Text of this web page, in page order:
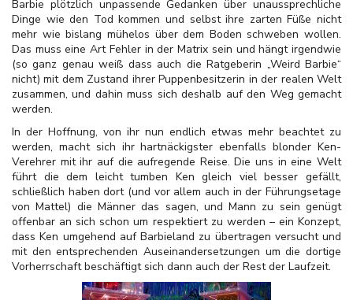
Barbie plötzlich unpassende Gedanken über unaussprechliche
Dinge wie den Tod kommen und selbst ihre zarten Füße nicht
mehr wie bislang mühelos über dem Boden schweben wollen.
Das muss eine Art Fehler in der Matrix sein und hängt irgendwie
(so ganz genau weiß dass auch die Ratgeberin „Weird Barbie“
nicht) mit dem Zustand ihrer Puppenbesitzerin in der realen Welt
zusammen, und dahin muss sich deshalb auf den Weg gemacht
werden.
In der Hoffnung, von ihr nun endlich etwas mehr beachtet zu
werden, macht sich ihr hartnäckigster ebenfalls blonder Ken-
Verehrer mit ihr auf die aufregende Reise. Die uns in eine Welt
führt die dem leicht tumben Ken gleich viel besser gefällt,
schließlich haben dort (und vor allem auch in der Führungsetage
von Mattel) die Männer das sagen, und Mann zu sein genügt
offenbar an sich schon um respektiert zu werden – ein Konzept,
dass Ken umgehend auf Barbieland zu übertragen versucht und
mit den entsprechenden Auseinandersetzungen um die dortige
Vorherrschaft beschäftigt sich dann auch der Rest der Laufzeit.